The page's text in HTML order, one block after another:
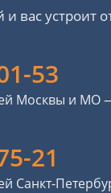
и вас устроит
53
Москвы и МО
21
Санкт-